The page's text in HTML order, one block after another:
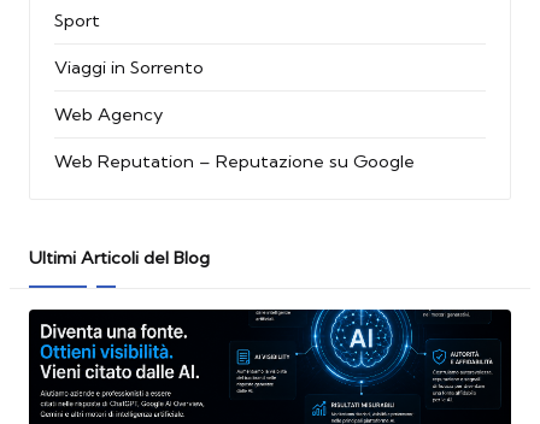
Sport
Viaggi in Sorrento
Web Agency
Web Reputation – Reputazione su Google
Ultimi Articoli del Blog